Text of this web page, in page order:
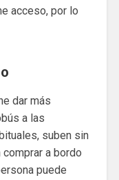
acceso, por lo
dar más
a las
suben sin
a bordo
puede